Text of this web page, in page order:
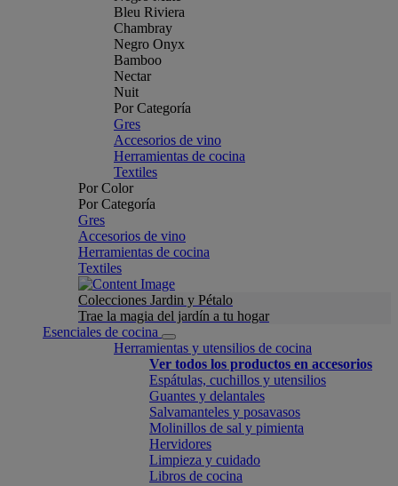
Bleu Riviera
Chambray
Negro Onyx
Bamboo
Nectar
Nuit
Por Categoría
Gres
Accesorios de vino
Herramientas de cocina
Textiles
Por Color
Por Categoría
Gres
Accesorios de vino
Herramientas de cocina
Textiles
Colecciones Jardin y Pétalo
Trae la magia del jardín a tu hogar
Esenciales de cocina
Herramientas y utensilios de cocina
Ver todos los productos en accesorios
Espátulas, cuchillos y utensilios
Guantes y delantales
Salvamanteles y posavasos
Molinillos de sal y pimienta
Hervidores
Limpieza y cuidado
Libros de cocina